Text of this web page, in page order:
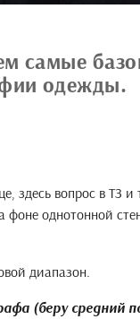
самые
одежды.
здесь вопрос в ТЗ
однотонной
диапазон.
(беру средний